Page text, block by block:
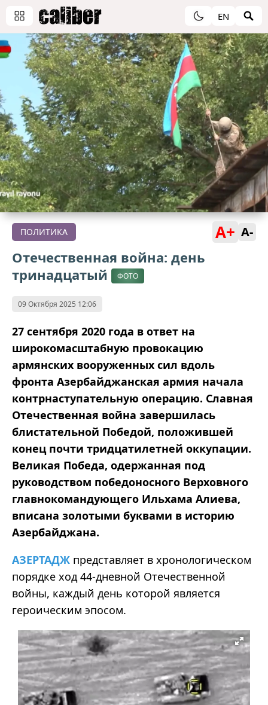
EN
ПОЛИТИКА A+ A-
Отечественная война: день
тринадцатый
ФОТО
09 Октября 2025 12:06
27 сентября 2020 года в ответ на
широкомасштабную провокацию
армянских вооруженных сил вдоль
фронта Азербайджанская армия начала
контрнаступательную операцию. Славная
Отечественная война завершилась
блистательной Победой, положившей
конец почти тридцатилетней оккупации.
Великая Победа, одержанная под
руководством победоносного Верховного
главнокомандующего Ильхама Алиева,
вписана золотыми буквами в историю
Азербайджана.
АЗЕРТАДЖ представляет в хронологическом
порядке ход 44-дневной Отечественной
войны, каждый день которой является
героическим эпосом.